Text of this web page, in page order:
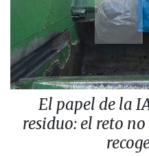
El papel de la
residuo: el reto no